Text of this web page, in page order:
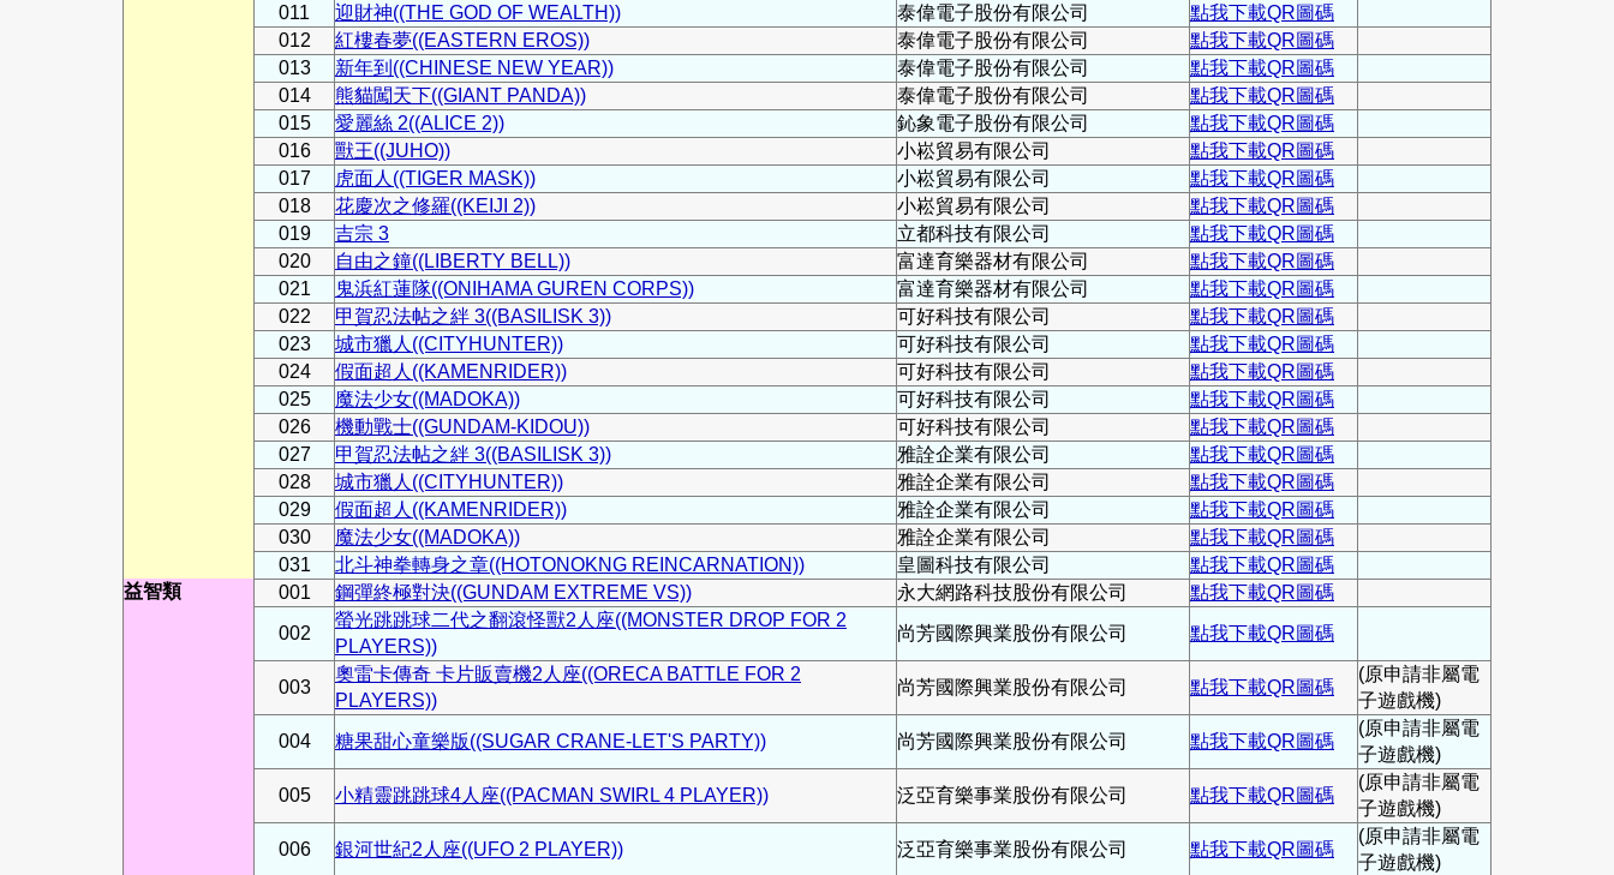
011
迎財神((THE GOD OF WEALTH)) 泰偉電子股份有限公司
點我下載QR圖碼
012
紅樓春夢((EASTERN EROS)) 泰偉電子股份有限公司
點我下載QR圖碼
013
新年到((CHINESE NEW YEAR)) 泰偉電子股份有限公司
點我下載QR圖碼
014
熊貓闖天下((GIANT PANDA)) 泰偉電子股份有限公司
點我下載QR圖碼
015
愛麗絲 2((ALICE 2)) 鈊象電子股份有限公司
點我下載QR圖碼
016
獸王((JUHO)) 小崧貿易有限公司
點我下載QR圖碼
017
虎面人((TIGER MASK)) 小崧貿易有限公司
點我下載QR圖碼
018
花慶次之修羅((KEIJI 2)) 小崧貿易有限公司
點我下載QR圖碼
019
吉宗 3 立都科技有限公司
點我下載QR圖碼
020
自由之鐘((LIBERTY BELL)) 富達育樂器材有限公司
點我下載QR圖碼
021
鬼浜紅蓮隊((ONIHAMA GUREN CORPS)) 富達育樂器材有限公司
點我下載QR圖碼
022
甲賀忍法帖之絆 3((BASILISK 3)) 可好科技有限公司
點我下載QR圖碼
023
城市獵人((CITYHUNTER)) 可好科技有限公司
點我下載QR圖碼
024
假面超人((KAMENRIDER)) 可好科技有限公司
點我下載QR圖碼
025
魔法少女((MADOKA)) 可好科技有限公司
點我下載QR圖碼
026
機動戰士((GUNDAM-KIDOU)) 可好科技有限公司
點我下載QR圖碼
027
甲賀忍法帖之絆 3((BASILISK 3)) 雅詮企業有限公司
點我下載QR圖碼
028
城市獵人((CITYHUNTER)) 雅詮企業有限公司
點我下載QR圖碼
029
假面超人((KAMENRIDER)) 雅詮企業有限公司
點我下載QR圖碼
030
魔法少女((MADOKA)) 雅詮企業有限公司
點我下載QR圖碼
031
北斗神拳轉身之章((HOTONOKNG REINCARNATION)) 皇圖科技有限公司
點我下載QR圖碼
益智類
001 鋼彈終極對決((GUNDAM EXTREME VS)) 永大網路科技股份有限公司
點我下載QR圖碼
002
螢光跳跳球二代之翻滾怪獸2人座((MONSTER DROP FOR 2
PLAYERS))
尚芳國際興業股份有限公司 點我下載QR圖碼
003
奧雷卡傳奇 卡片販賣機2人座((ORECA BATTLE FOR 2
PLAYERS))
尚芳國際興業股份有限公司 點我下載QR圖碼
(原申請非屬電
子遊戲機)
004
糖果甜心童樂版((SUGAR CRANE-LET'S PARTY)) 尚芳國際興業股份有限公司 點我下載QR圖碼
(原申請非屬電
子遊戲機)
005
小精靈跳跳球4人座((PACMAN SWIRL 4 PLAYER)) 泛亞育樂事業股份有限公司 點我下載QR圖碼
(原申請非屬電
子遊戲機)
006
銀河世紀2人座((UFO 2 PLAYER)) 泛亞育樂事業股份有限公司 點我下載QR圖碼
(原申請非屬電
子遊戲機)